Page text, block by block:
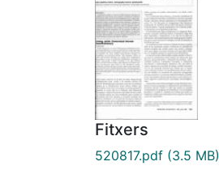
Fitxers
520817.pdf (3.5 MB)